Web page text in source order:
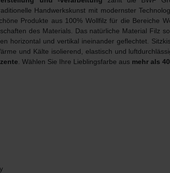
Handwerkskunst mit modernster
Produkte aus 100% Wollfilz für die Bereiche
des Materials. Das natürliche Material Filz
horizontal und vertikal ineinander geflechtet.
und Kälte isolierend, elastisch und
. Wählen Sie Ihre Lieblingsfarbe aus mehr als